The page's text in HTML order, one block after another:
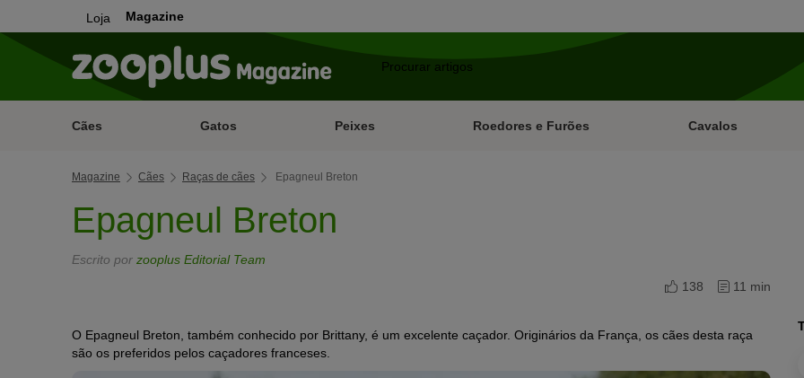
Loja Magazine
Cães Gatos Peixes Roedores e Furões Cavalos
Magazine Cães Raças de cães Epagneul Breton
Epagneul Breton
Escrito por zooplus Editorial Team
138
11 min
O Epagneul Breton, também conhecido por Brittany, é um excelente caçador. Originários da França, os cães desta raça
são os preferidos pelos caçadores franceses.